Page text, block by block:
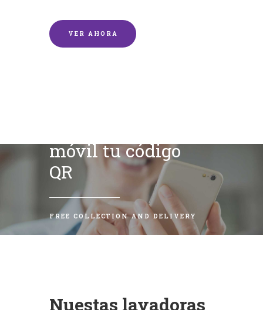
VER AHORA
móvil tu código
QR
FREE COLLECTION AND DELIVERY
Nuestas lavadoras